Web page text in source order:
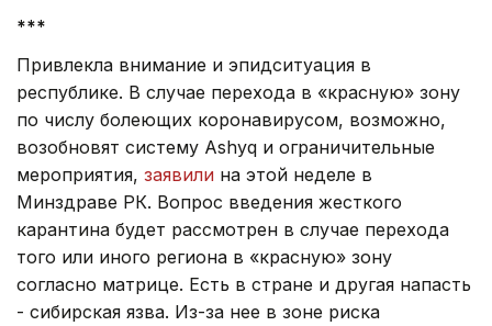
***
Привлекла внимание и эпидситуация в
республике. В случае перехода в «красную» зону
по числу болеющих коронавирусом, возможно,
возобновят систему Ashyq и ограничительные
мероприятия, заявили на этой неделе в
Минздраве РК. Вопрос введения жесткого
карантина будет рассмотрен в случае перехода
того или иного региона в «красную» зону
согласно матрице. Есть в стране и другая напасть
- сибирская язва. Из-за нее в зоне риска